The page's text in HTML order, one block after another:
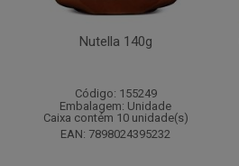
Nutella 140g
Código: 155249
Embalagem: Unidade
Caixa contém 10 unidade(s)
EAN: 7898024395232